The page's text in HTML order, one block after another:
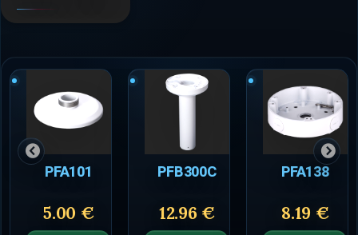
PFA101
5.00 €
PFB300C
12.96 €
PFA138
8.19 €